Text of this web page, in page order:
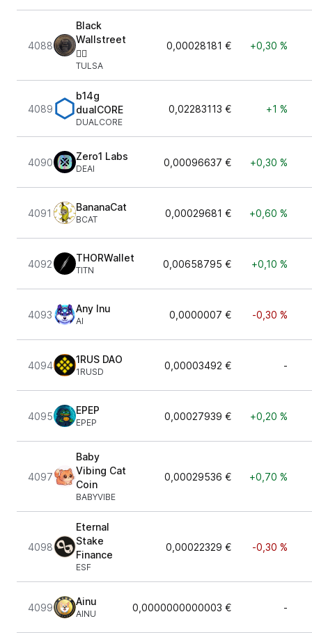
4088
Black
Wallstreet
✊🏾
TULSA
0,00028181 € +0,30 %
4089
b14g
dualCORE
DUALCORE
0,02283113 € +1 %
4090
Zero1 Labs
DEAI
0,00096637 € +0,30 %
4091
BananaCat
BCAT
0,00029681 € +0,60 %
4092
THORWallet
TITN
0,00658795 € +0,10 %
4093
Any Inu
AI
0,0000007 € -0,30 %
4094
1RUS DAO
1RUSD
0,00003492 € -
4095
EPEP
EPEP
0,00027939 € +0,20 %
4097
Baby
Vibing Cat
Coin
BABYVIBE
0,00029536 € +0,70 %
4098
Eternal
Stake
Finance
ESF
0,00022329 € -0,30 %
4099
Ainu
AINU
0,0000000000003 € -